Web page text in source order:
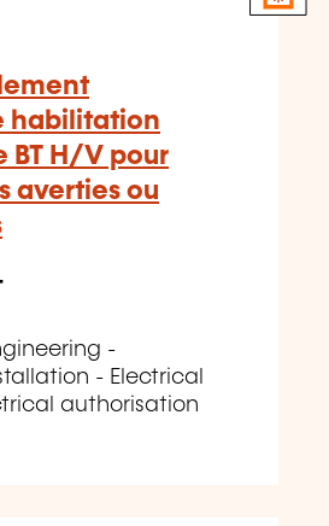
habilitation
BT H/V pour
averties ou
-
- Electrical
authorisation